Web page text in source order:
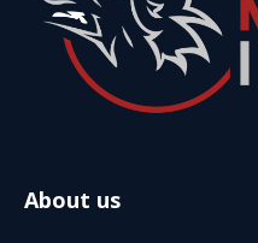
About us